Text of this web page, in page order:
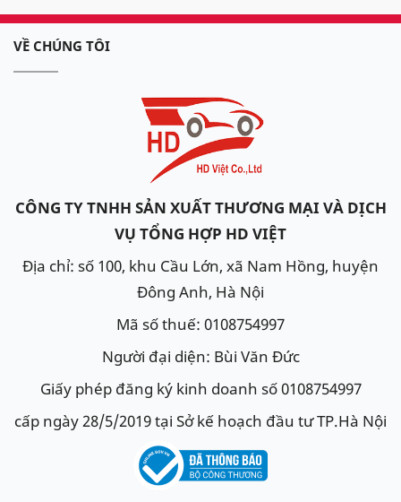
VỀ CHÚNG TÔI
CÔNG TY TNHH SẢN XUẤT THƯƠNG MẠI VÀ DỊCH
VỤ TỔNG HỢP HD VIỆT
Địa chỉ: số 100, khu Cầu Lớn, xã Nam Hồng, huyện
Đông Anh, Hà Nội
Mã số thuế: 0108754997
Người đại diện: Bùi Văn Đức
Giấy phép đăng ký kinh doanh số 0108754997
cấp ngày 28/5/2019 tại Sở kế hoạch đầu tư TP.Hà Nội